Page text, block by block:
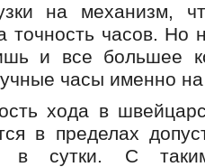
на механизм,
точность часов. Но
и все большее
часы именно на
хода в
в пределах
сутки. С